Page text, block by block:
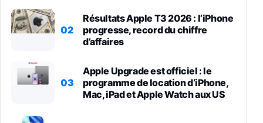
02
Résultats Apple T3 2026 : l’iPhone
progresse, record du chiffre
d’affaires
03
Apple Upgrade est officiel : le
programme de location d’iPhone,
Mac, iPad et Apple Watch aux US